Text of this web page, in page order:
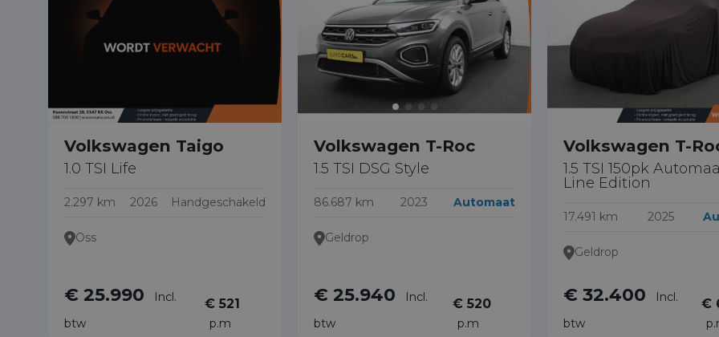
Volkswagen Taigo
1.0 TSI Life
2.297 km 2026 Handgeschakeld
Oss
€ 25.990
Incl.
btw
€ 521
p.m
Volkswagen T-Roc
1.5 TSI DSG Style
86.687 km 2023 Automaat
Geldrop
€ 25.940
Incl.
btw
€ 520
p.m
Volkswagen T-
1.5 TSI 150pk
Line Edition
17.491 km 2025
Geldrop
€ 32.400
Incl.
btw
€